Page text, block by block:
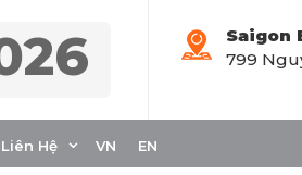
Saigon
799
Liên Hệ VN EN
lý